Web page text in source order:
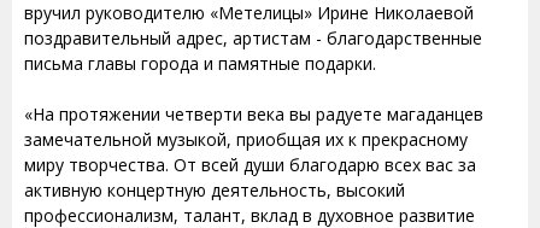
вручил руководителю «Метелицы» Ирине Николаевой
поздравительный адрес, артистам - благодарственные
письма главы города и памятные подарки.
«На протяжении четверти века вы радуете магаданцев
замечательной музыкой, приобщая их к прекрасному
миру творчества. От всей души благодарю всех вас за
активную концертную деятельность, высокий
профессионализм, талант, вклад в духовное развитие